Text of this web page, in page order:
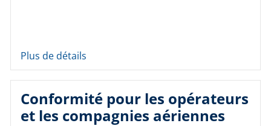
Plus de détails
Conformité pour les opérateurs
et les compagnies aériennes